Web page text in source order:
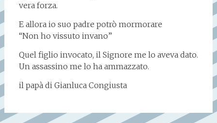
vera forza.
E allora io suo padre potrò mormorare
“Non ho vissuto invano”
Quel figlio invocato, il Signore me lo aveva dato.
Un assassino me lo ha ammazzato.
il papà di Gianluca Congiusta